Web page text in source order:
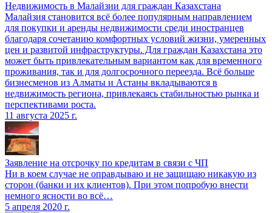
Недвижимость в Малайзии для граждан Казахстана
Малайзия становится всё более популярным направлением
для покупки и аренды недвижимости среди иностранцев
благодаря сочетанию комфортных условий жизни, умеренных
цен и развитой инфраструктуры. Для граждан Казахстана это
может быть привлекательным вариантом как для временного
проживания, так и для долгосрочного переезда. Всё больше
бизнесменов из Алматы и Астаны вкладываются в
недвижимость региона, привлекаясь стабильностью рынка и
перспективами роста.
11 августа 2025 г.
Заявление на отсрочку по кредитам в связи с ЧП
Ни в коем случае не оправдываю и не защищаю никакую из
сторон (банки и их клиентов). При этом попробую внести
немного ясности во всё…
5 апреля 2020 г.